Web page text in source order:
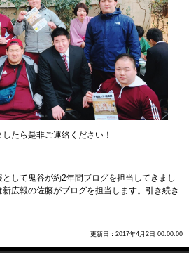
たら是非ご連絡ください！
して鬼谷が約2年間ブログを担当してきまし
広報の佐藤がブログを担当します。引き続き
更新日：2017年4月2日 00:00:00